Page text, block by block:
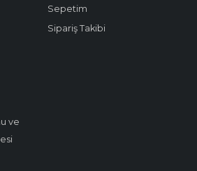
Sepetim
Sipariş Takibi
ve